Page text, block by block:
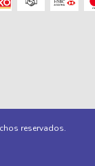
reservados.